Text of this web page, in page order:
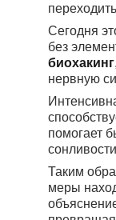
Сегодня
без
биохакинг
нервную
помогает
Таким
меры